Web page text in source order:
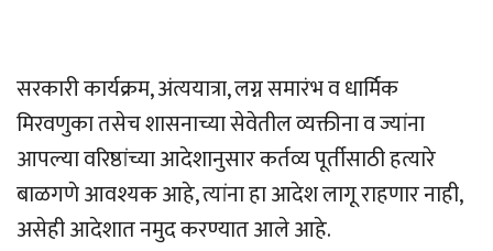
सरकारी कार्यक्रम, अंत्ययात्रा, लग्न समारंभ व धार्मिक
मिरवणुका तसेच शासनाच्या सेवेतील व्यक्तीना व ज्यांना
आपल्या वरिष्ठांच्या आदेशानुसार कर्तव्य पूर्तीसाठी हत्यारे
बाळगणे आवश्यक आहे, त्यांना हा आदेश लागू राहणार नाही,
असेही आदेशात नमुद करण्यात आले आहे.